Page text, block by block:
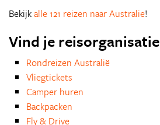
Bekijkalle 121 reizen naar Australie!
Vind je reisorganisatie
Rondreizen Australië
Vliegtickets
Camper huren
Backpacken
Fly & Drive